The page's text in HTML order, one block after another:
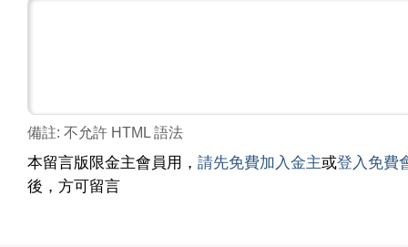
備註: 不允許 HTML 語法
本留言版限金主會員用， 請先免費加入金主或登入免費
後，方可留言